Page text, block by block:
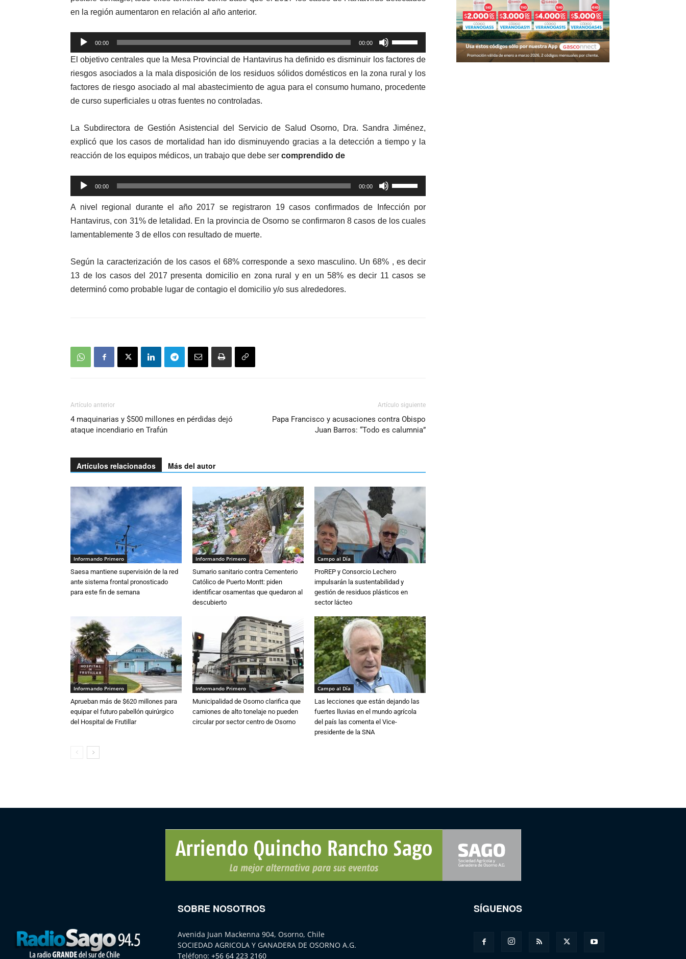
arriba/abajo
o
disminuir
en la región aumentaron en relación al año anterior.
Reproductor
de
audio
00:00 00:00
las
teclas
de
flecha
aumentar
o
volumen.
El objetivo centrales que la Mesa Provincial de Hantavirus ha definido es disminuir los factores de
riesgos asociados a la mala disposición de los residuos sólidos domésticos en la zona rural y los
factores de riesgo asociado al mal abastecimiento de agua para el consumo humano, procedente
de curso superficiales u otras fuentes no controladas.
La Subdirectora de Gestión Asistencial del Servicio de Salud Osorno, Dra. Sandra Jiménez,
explicó que los casos de mortalidad han ido disminuyendo gracias a la detección a tiempo y la
reacción de los equipos médicos, un trabajo que debe ser comprendido de
Reproductor
de
audio
00:00 00:00
las
teclas
de
para
aumentar
A nivel regional durante el año 2017 se registraron 19 casos confirmados de Infección por
Hantavirus, con 31% de letalidad. En la provincia de Osorno se confirmaron 8 casos de los cuales
lamentablemente 3 de ellos con resultado de muerte.
Según la caracterización de los casos el 68% corresponde a sexo masculino. Un 68% , es decir
13 de los casos del 2017 presenta domicilio en zona rural y en un 58% es decir 11 casos se
determinó como probable lugar de contagio el domicilio y/o sus alrededores.
Artículo anterior
4 maquinarias y $500 millones en pérdidas dejó
ataque incendiario en Trafún
Artículo siguiente
Papa Francisco y acusaciones contra Obispo
Juan Barros: “Todo es calumnia”
Artículos relacionados Más del autor
Informando Primero
Saesa mantiene supervisión de la red
ante sistema frontal pronosticado
para este fin de semana
Informando Primero
Sumario sanitario contra Cementerio
Católico de Puerto Montt: piden
identificar osamentas que quedaron al
descubierto
Campo al Día
ProREP y Consorcio Lechero
impulsarán la sustentabilidad y
gestión de residuos plásticos en
sector lácteo
Informando Primero
Aprueban más de $620 millones para
equipar el futuro pabellón quirúrgico
del Hospital de Frutillar
Informando Primero
Municipalidad de Osorno clarifica que
camiones de alto tonelaje no pueden
circular por sector centro de Osorno
Campo al Día
Las lecciones que están dejando las
fuertes lluvias en el mundo agrícola
del país las comenta el Vice-
presidente de la SNA
SOBRE NOSOTROS
Avenida Juan Mackenna 904, Osorno, Chile
SOCIEDAD AGRICOLA Y GANADERA DE OSORNO A.G.
Teléfono: +56 64 223 2160
SÍGUENOS